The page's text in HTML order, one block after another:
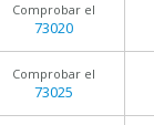
Comprobar el
73020
Comprobar el
73025